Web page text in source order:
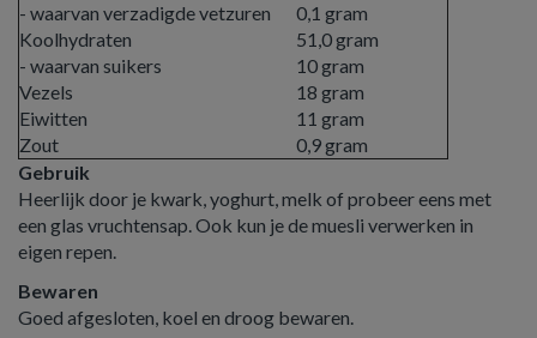
- waarvan verzadigde vetzuren
0,1 gram
Koolhydraten
- waarvan suikers
51,0 gram
10 gram
Vezels
18 gram
Eiwitten
11 gram
Zout
0,9 gram
Gebruik
Heerlijk door je kwark, yoghurt, melk of probeer eens met
een glas vruchtensap. Ook kun je de muesli verwerken in
eigen repen.
Bewaren
Goed afgesloten, koel en droog bewaren.